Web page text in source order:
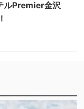
ルPremier金沢